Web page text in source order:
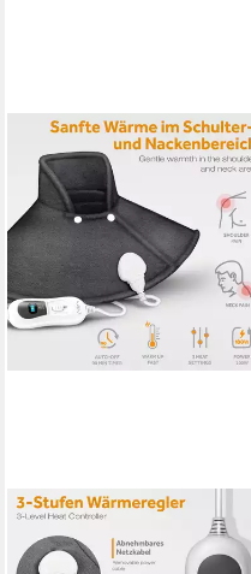
SINNLEIN
Heizkissen sinnlein Heizkissen
elektrisch Wärmekissen